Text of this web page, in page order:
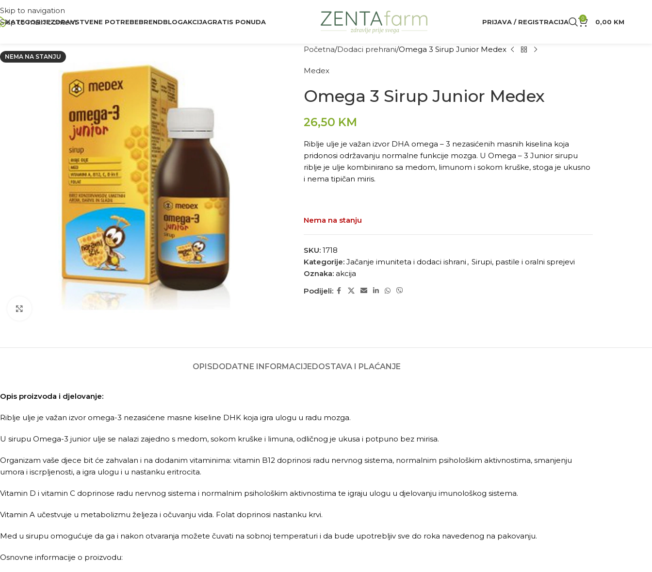
Skip to navigation
Skip to main content
KATEGORIJEZDRAVSTVENE POTREBEBRENDBLOGAKCIJAGRATIS PONUDA PRIJAVA / REGISTRACIJA 0 0,00 KM
NEMA NA STANJU
Kliknite za povećanje
Početna Dodaci prehrani Omega 3 Sirup Junior Medex
Medex
Omega 3 Sirup Junior Medex
26,50 KM
Riblje ulje je važan izvor DHA omega – 3 nezasićenih masnih kiselina koja
pridonosi održavanju normalne funkcije mozga. U Omega – 3 Junior sirupu
riblje je ulje kombinirano sa medom, limunom i sokom kruške, stoga je ukusno
i nema tipičan miris.
Nema na stanju
SKU: 1718
Kategorije: Jačanje imuniteta i dodaci ishrani , Sirupi, pastile i oralni sprejevi
Oznaka: akcija
Podijeli:
OPISDODATNE INFORMACIJEDOSTAVA I PLAĆANJE
Opis proizvoda i djelovanje:
Riblje ulje je važan izvor omega-3 nezasićene masne kiseline DHK koja igra ulogu u radu mozga.
U sirupu Omega-3 junior ulje se nalazi zajedno s medom, sokom kruške i limuna, odličnog je ukusa i potpuno bez mirisa.
Organizam vaše djece bit će zahvalan i na dodanim vitaminima: vitamin B12 doprinosi radu nervnog sistema, normalnim psihološkim aktivnostima, smanjenju
umora i iscrpljenosti, a igra ulogu i u nastanku eritrocita.
Vitamin D i vitamin C doprinose radu nervnog sistema i normalnim psihološkim aktivnostima te igraju ulogu u djelovanju imunološkog sistema.
Vitamin A učestvuje u metabolizmu željeza i očuvanju vida. Folat doprinosi nastanku krvi.
Med u sirupu omogućuje da ga i nakon otvaranja možete čuvati na sobnoj temperaturi i da bude upotrebljiv sve do roka navedenog na pakovanju.
Osnovne informacije o proizvodu: